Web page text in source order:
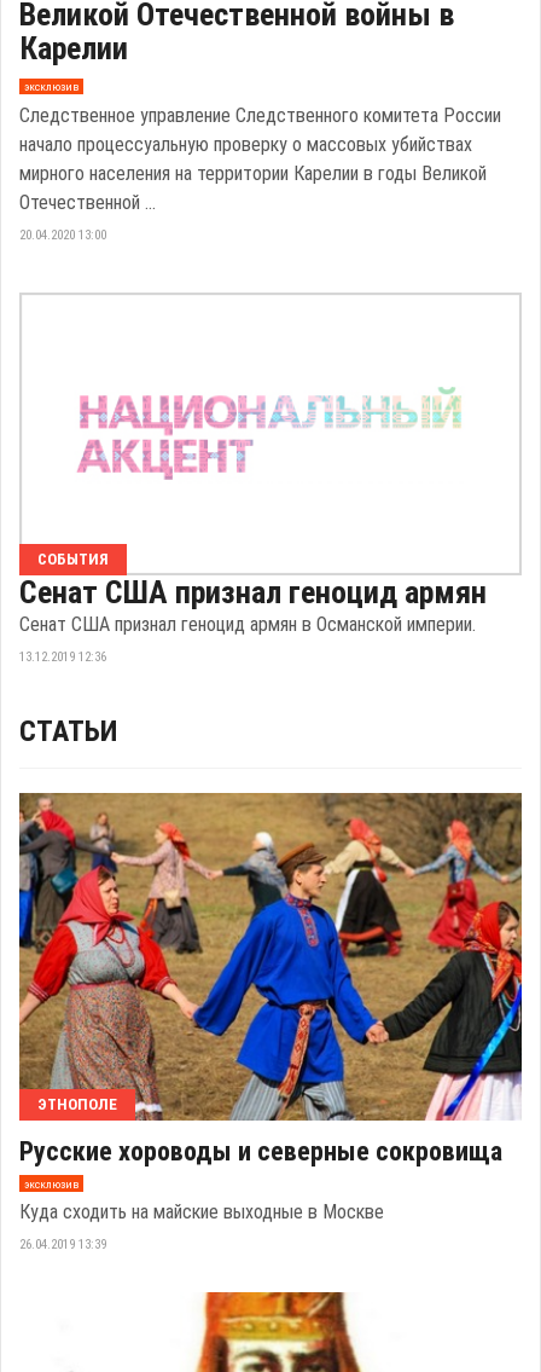
Великой Отечественной войны в
Карелии
эксклюзив
Следственное управление Следственного комитета России
начало процессуальную проверку о массовых убийствах
мирного населения на территории Карелии в годы Великой
Отечественной ...
20.04.2020 13:00
СОБЫТИЯ
Сенат США признал геноцид армян
Сенат США признал геноцид армян в Османской империи.
13.12.2019 12:36
СТАТЬИ
ЭТНОПОЛЕ
Русские хороводы и северные сокровища
эксклюзив
Куда сходить на майские выходные в Москве
26.04.2019 13:39